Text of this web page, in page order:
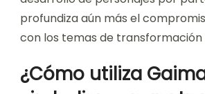
profundiza aún más el
con los temas de
¿Cómo utiliza